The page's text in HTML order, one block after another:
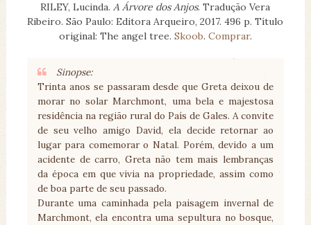
RILEY, Lucinda.A Árvore dos Anjos. Tradução Vera
Ribeiro. São Paulo: Editora Arqueiro, 2017. 496 p. Título
original: The angel tree. Skoob. Comprar.
Sinopse:
Trinta anos se passaram desde que Greta deixou de
morar no solar Marchmont, uma bela e majestosa
residência na região rural do País de Gales. A convite
de seu velho amigo David, ela decide retornar ao
lugar para comemorar o Natal. Porém, devido a um
acidente de carro, Greta não tem mais lembranças
da época em que vivia na propriedade, assim como
de boa parte de seu passado.
Durante uma caminhada pela paisagem invernal de
Marchmont, ela encontra uma sepultura no bosque,